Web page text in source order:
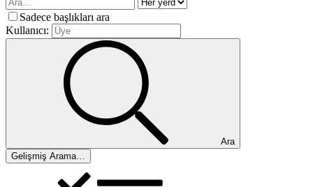
Sadece başlıkları ara
Kullanıcı:
Ara
Gelişmiş Arama…